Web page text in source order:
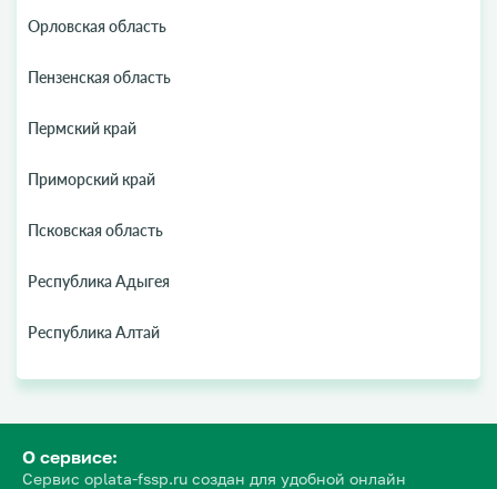
Орловская область
Пензенская область
Пермский край
Приморский край
Псковская область
Республика Адыгея
Республика Алтай
О сервисе:
Сервис oplata-fssp.ru создан для удобной онлайн